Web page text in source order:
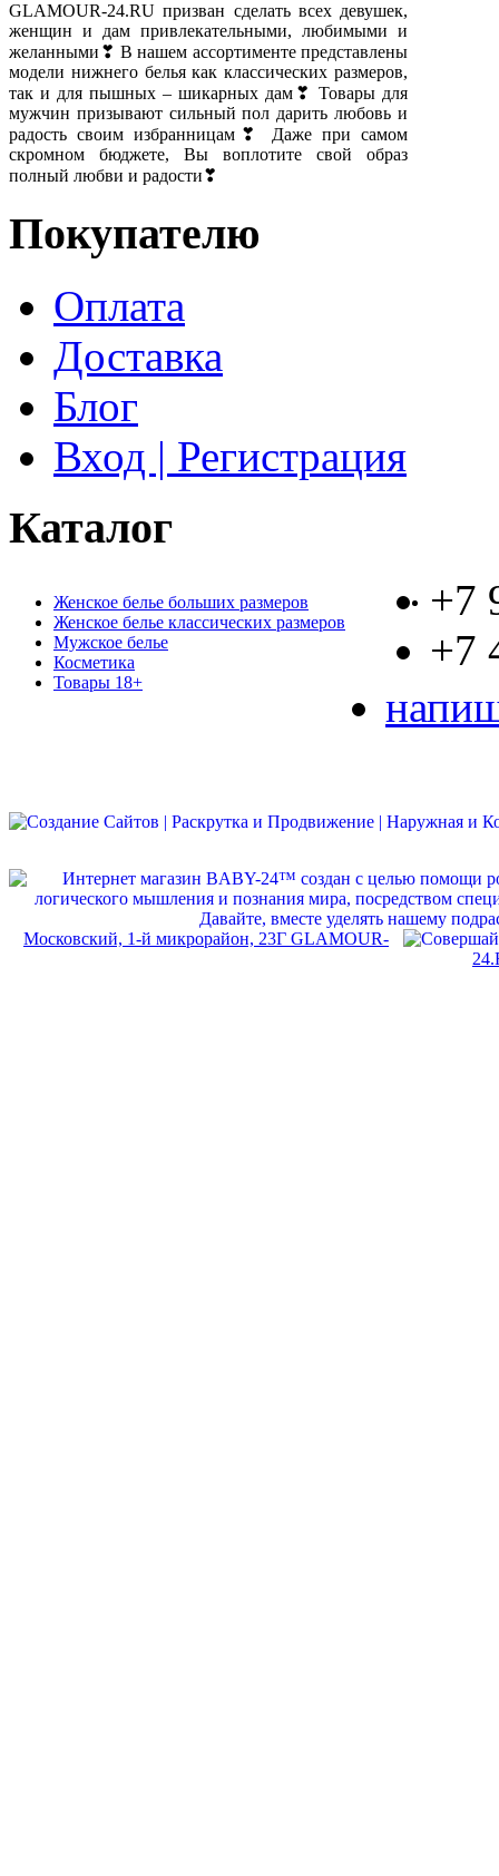
GLAMOUR-24.RU призван сделать всех девушек,
женщин и дам привлекательными, любимыми и
желанными❣ В нашем ассортименте представлены
модели нижнего белья как классических размеров,
так и для пышных – шикарных дам❣ Товары для
мужчин призывают сильный пол дарить любовь и
радость своим избранницам❣ Даже при самом
скромном бюджете, Вы воплотите свой образ
полный любви и радости❣
Покупателю
Оплата
Доставка
Блог
Вход | Регистрация
Каталог
Женское белье больших размеров
Женское белье классических размеров
Мужское белье
Косметика
Товары 18+
+7
+7
Московский, 1-й микрорайон, 23Г GLAMOUR-